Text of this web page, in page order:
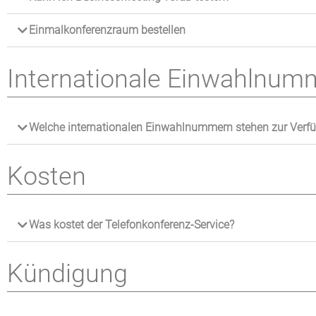
Einmalkonferenzraum bestellen
Internationale
Welche internationalen Einwahlnummern stehen zur
Kosten
Was kostet der Telefonkonferenz-Service?
Kündigung